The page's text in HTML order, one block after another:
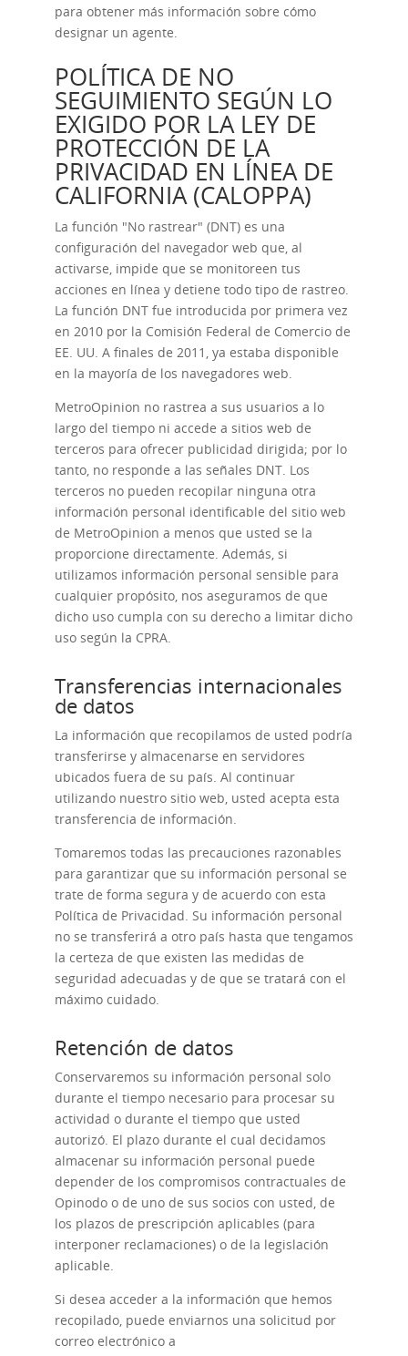
para obtener más información sobre cómo
designar un agente.
POLÍTICA DE NO
SEGUIMIENTO SEGÚN LO
EXIGIDO POR LA LEY DE
PROTECCIÓN DE LA
PRIVACIDAD EN LÍNEA DE
CALIFORNIA (CALOPPA)
La función "No rastrear" (DNT) es una
configuración del navegador web que, al
activarse, impide que se monitoreen tus
acciones en línea y detiene todo tipo de rastreo.
La función DNT fue introducida por primera vez
en 2010 por la Comisión Federal de Comercio de
EE. UU. A finales de 2011, ya estaba disponible
en la mayoría de los navegadores web.
MetroOpinion no rastrea a sus usuarios a lo
largo del tiempo ni accede a sitios web de
terceros para ofrecer publicidad dirigida; por lo
tanto, no responde a las señales DNT. Los
terceros no pueden recopilar ninguna otra
información personal identificable del sitio web
de MetroOpinion a menos que usted se la
proporcione directamente. Además, si
utilizamos información personal sensible para
cualquier propósito, nos aseguramos de que
dicho uso cumpla con su derecho a limitar dicho
uso según la CPRA.
Transferencias internacionales
de datos
La información que recopilamos de usted podría
transferirse y almacenarse en servidores
ubicados fuera de su país. Al continuar
utilizando nuestro sitio web, usted acepta esta
transferencia de información.
Tomaremos todas las precauciones razonables
para garantizar que su información personal se
trate de forma segura y de acuerdo con esta
Política de Privacidad. Su información personal
no se transferirá a otro país hasta que tengamos
la certeza de que existen las medidas de
seguridad adecuadas y de que se tratará con el
máximo cuidado.
Retención de datos
Conservaremos su información personal solo
durante el tiempo necesario para procesar su
actividad o durante el tiempo que usted
autorizó. El plazo durante el cual decidamos
almacenar su información personal puede
depender de los compromisos contractuales de
Opinodo o de uno de sus socios con usted, de
los plazos de prescripción aplicables (para
interponer reclamaciones) o de la legislación
aplicable.
Si desea acceder a la información que hemos
recopilado, puede enviarnos una solicitud por
correo electrónico a